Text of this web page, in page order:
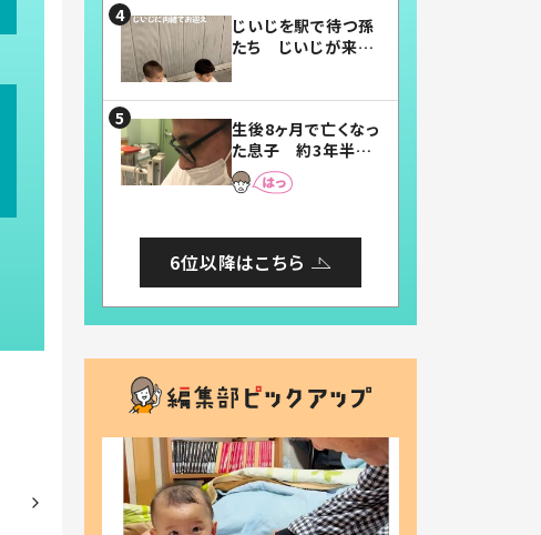
じいじを駅で待つ孫
たち じいじが来た
まらない」「幸せにな
れる」
生後8ヶ月で亡くなっ
た息子 約3年半
後、当時の妻の日記
に書いてあった本音
6位以降はこちら